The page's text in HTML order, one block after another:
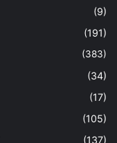
(9)
(191)
(383)
(34)
(17)
(105)
(137)